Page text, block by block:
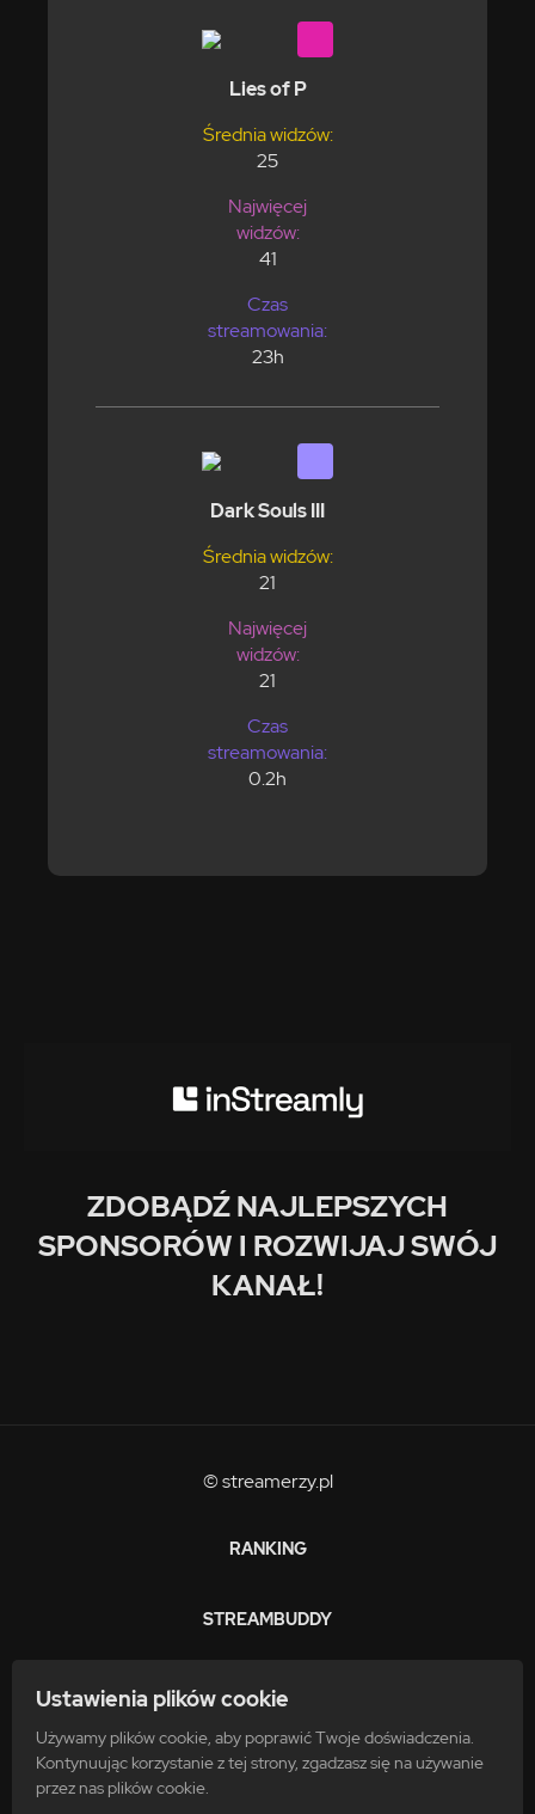
Lies of P
Średnia widzów:
25
Najwięcej
widzów:
41
Czas
streamowania:
23h
Dark Souls III
Średnia widzów:
21
Najwięcej
widzów:
21
Czas
streamowania:
0.2h
ZDOBĄDŹ NAJLEPSZYCH
SPONSORÓW I ROZWIJAJ SWÓJ
KANAŁ!
Ustawienia plików cookie
Używamy plików cookie, aby poprawić Twoje doświadczenia.
Kontynuując korzystanie z tej strony, zgadzasz się na używanie
przez nas plików cookie.
© streamerzy.pl
RANKING
STREAMBUDDY
ZARABIAJ
FAQ